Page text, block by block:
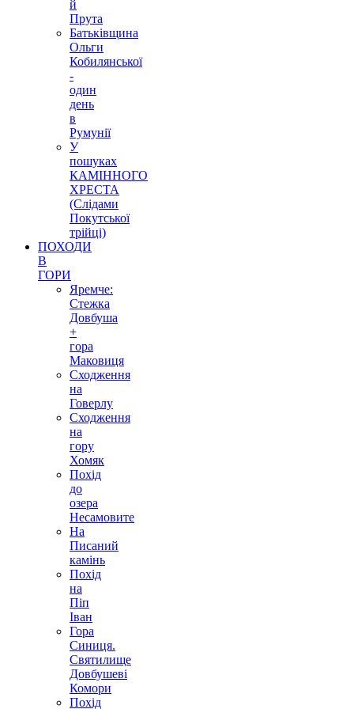
й
Прута
Батьківщина
Ольги
Кобилянської
-
один
день
в
Румунії
У
пошуках
КАМІННОГО
ХРЕСТА
(Слідами
Покутської
трійці)
ПОХОДИ
В
ГОРИ
Яремче:
Стежка
Довбуша
+
гора
Маковиця
Сходження
на
Говерлу
Сходження
на
гору
Хомяк
Похід
до
озера
Несамовите
На
Писаний
камінь
Похід
на
Піп
Іван
Гора
Синиця.
Святилище
Довбушеві
Комори
Похід